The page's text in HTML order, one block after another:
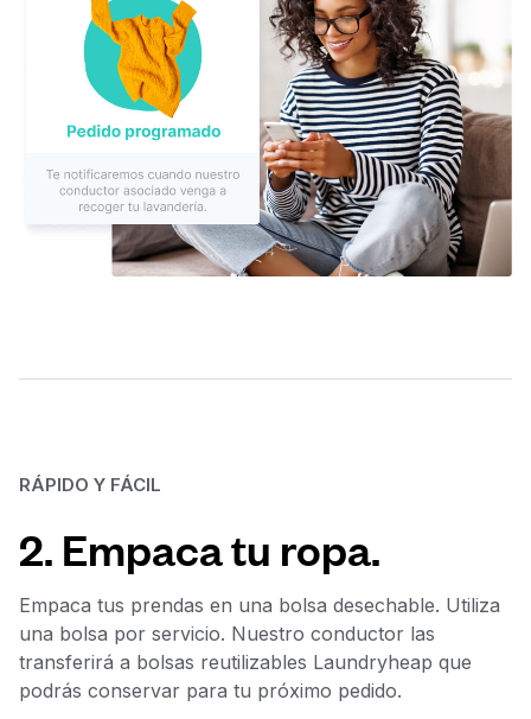
RÁPIDO Y FÁCIL
2. Empaca tu ropa.
Empaca tus prendas en una bolsa desechable. Utiliza
una bolsa por servicio. Nuestro conductor las
transferirá a bolsas reutilizables Laundryheap que
podrás conservar para tu próximo pedido.